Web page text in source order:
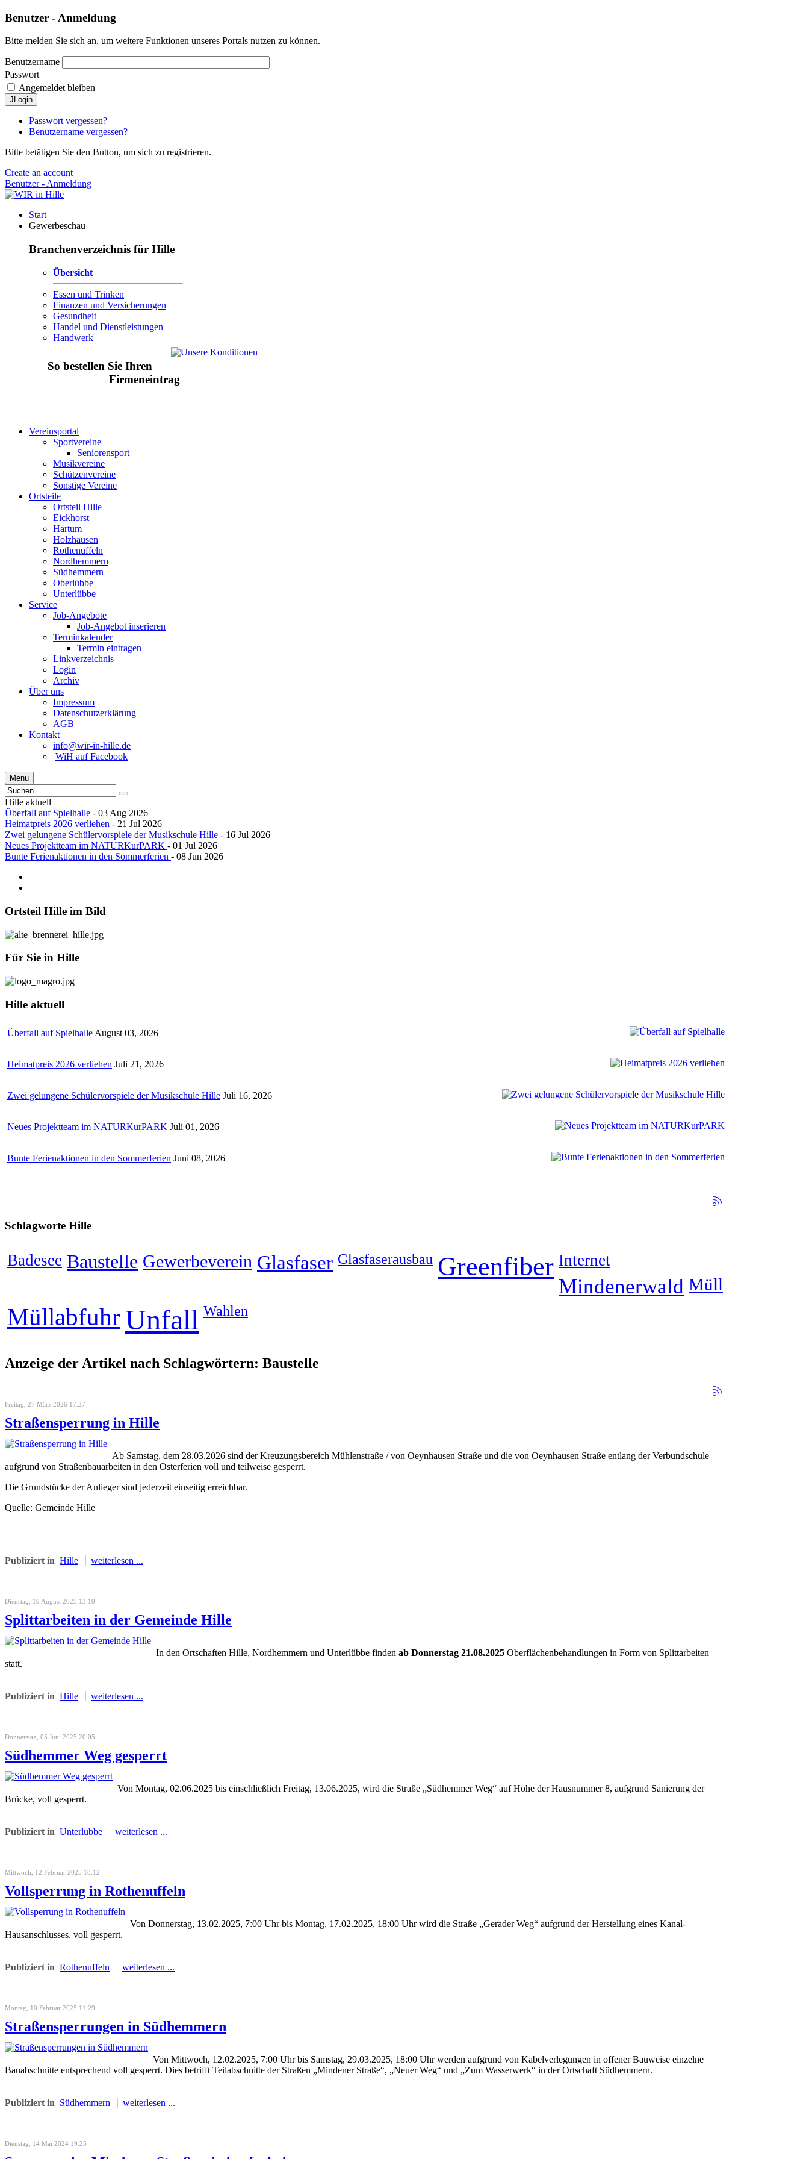
Benutzer - Anmeldung
Bitte melden Sie sich an, um weitere Funktionen unseres Portals nutzen zu können.
Benutzername
Passwort
Angemeldet bleiben
JLogin
Passwort vergessen?
Benutzername vergessen?
Bitte betätigen Sie den Button, um sich zu registrieren.
Create an account
Benutzer - Anmeldung
Start
Gewerbeschau
Branchenverzeichnis für Hille
Übersicht
Essen und Trinken
Finanzen und Versicherungen
Gesundheit
Handel und Dienstleistungen
Handwerk
So bestellen Sie Ihren
Firmeneintrag
Vereinsportal
Sportvereine
Seniorensport
Musikvereine
Schützenvereine
Sonstige Vereine
Ortsteile
Ortsteil Hille
Eickhorst
Hartum
Holzhausen
Rothenuffeln
Nordhemmern
Südhemmern
Oberlübbe
Unterlübbe
Service
Job-Angebote
Job-Angebot inserieren
Terminkalender
Termin eintragen
Linkverzeichnis
Login
Archiv
Über uns
Impressum
Datenschutzerklärung
AGB
Kontakt
info@wir-in-hille.de
WiH auf Facebook
Menu
Hille aktuell
Überfall auf Spielhalle - 03 Aug 2026
Heimatpreis 2026 verliehen - 21 Jul 2026
Zwei gelungene Schülervorspiele der Musikschule Hille - 16 Jul 2026
Neues Projektteam im NATURKurPARK - 01 Jul 2026
Bunte Ferienaktionen in den Sommerferien - 08 Jun 2026
Ortsteil Hille im Bild
Für Sie in Hille
Hille aktuell
Überfall auf Spielhalle August 03, 2026
Heimatpreis 2026 verliehen Juli 21, 2026
Zwei gelungene Schülervorspiele der Musikschule Hille Juli 16, 2026
Neues Projektteam im NATURKurPARK Juli 01, 2026
Bunte Ferienaktionen in den Sommerferien Juni 08, 2026
Schlagworte Hille
Badesee Baustelle Gewerbeverein Glasfaser Glasfaserausbau Greenfiber Internet
Mindenerwald Müll
Müllabfuhr Unfall Wahlen
Anzeige der Artikel nach Schlagwörtern: Baustelle
Freitag, 27 März 2026 17:27
Straßensperrung in Hille
Ab Samstag, dem 28.03.2026 sind der Kreuzungsbereich Mühlenstraße / von Oeynhausen Straße und die von Oeynhausen Straße entlang der Verbundschule
aufgrund von Straßenbauarbeiten in den Osterferien voll und teilweise gesperrt.
Die Grundstücke der Anlieger sind jederzeit einseitig erreichbar.
Quelle: Gemeinde Hille
Publiziert in Hille weiterlesen ...
Dienstag, 19 August 2025 13:10
Splittarbeiten in der Gemeinde Hille
In den Ortschaften Hille, Nordhemmern und Unterlübbe finden ab Donnerstag 21.08.2025 Oberflächenbehandlungen in Form von Splittarbeiten
statt.
Publiziert in Hille weiterlesen ...
Donnerstag, 05 Juni 2025 20:05
Südhemmer Weg gesperrt
Von Montag, 02.06.2025 bis einschließlich Freitag, 13.06.2025, wird die Straße „Südhemmer Weg“ auf Höhe der Hausnummer 8, aufgrund Sanierung der
Brücke, voll gesperrt.
Publiziert in Unterlübbe weiterlesen ...
Mittwoch, 12 Februar 2025 18:12
Vollsperrung in Rothenuffeln
Von Donnerstag, 13.02.2025, 7:00 Uhr bis Montag, 17.02.2025, 18:00 Uhr wird die Straße „Gerader Weg“ aufgrund der Herstellung eines Kanal-
Hausanschlusses, voll gesperrt.
Publiziert in Rothenuffeln weiterlesen ...
Montag, 10 Februar 2025 11:29
Straßensperrungen in Südhemmern
Von Mittwoch, 12.02.2025, 7:00 Uhr bis Samstag, 29.03.2025, 18:00 Uhr werden aufgrund von Kabelverlegungen in offener Bauweise einzelne
Bauabschnitte entsprechend voll gesperrt. Dies betrifft Teilabschnitte der Straßen „Mindener Straße“, „Neuer Weg“ und „Zum Wasserwerk“ in der Ortschaft Südhemmern.
Publiziert in Südhemmern weiterlesen ...
Dienstag, 14 Mai 2024 19:25